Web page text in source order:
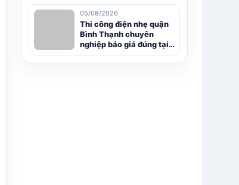
05/08/2026
Thi công điện nhẹ quận
Bình Thạnh chuyên
nghiệp báo giá đúng tại